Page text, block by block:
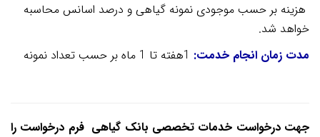
هزینه بر حسب موجودی نمونه گیاهی و درصد اسانس محاسبه
خواهد شد.
مدت زمان انجام خدمت: 1هفته تا 1 ماه بر حسب تعداد نمونه
جهت درخواست خدمات تخصصی بانک گیاهی فرم درخواست را